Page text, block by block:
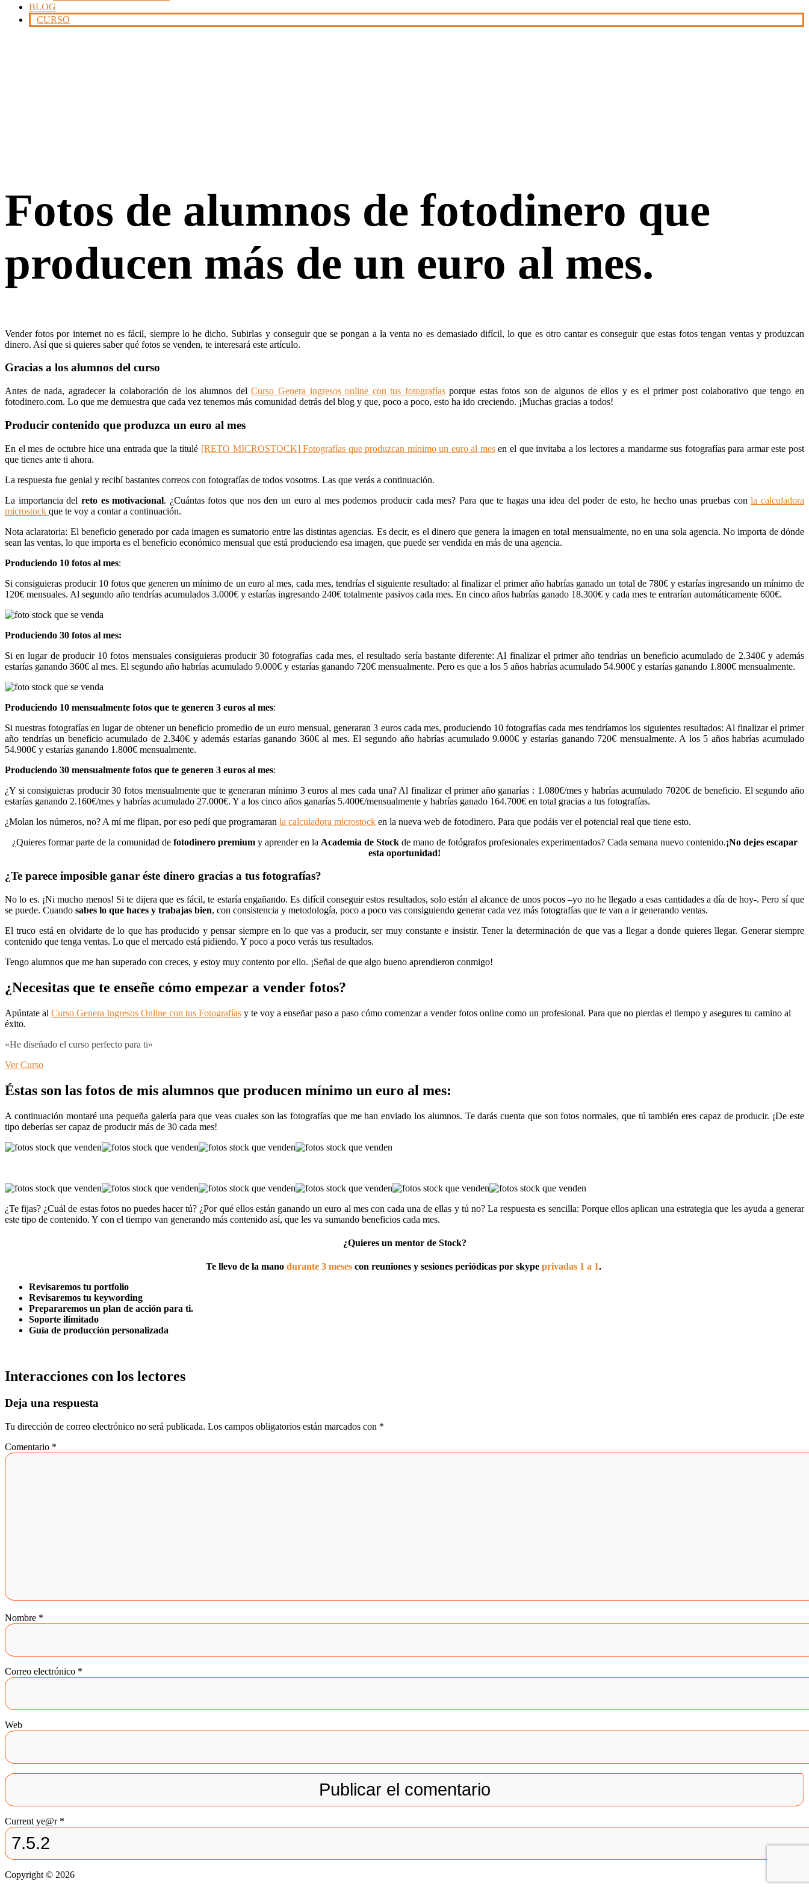
BLOG
CURSO
Fotos de alumnos de fotodinero que
producen más de un euro al mes.
Vender fotos por internet no es fácil, siempre lo he dicho. Subirlas y conseguir que se pongan a la venta no es demasiado difícil, lo que es otro cantar es conseguir que estas fotos tengan ventas y produzcan
dinero. Así que si quieres saber qué fotos se venden, te interesará este artículo.
Gracias a los alumnos del curso
Antes de nada, agradecer la colaboración de los alumnos delCurso Genera ingresos online con tus fotografíasporque estas fotos son de algunos de ellos y es el primer post colaborativo que tengo en
fotodinero.com. Lo que me demuestra que cada vez tenemos más comunidad detrás del blog y que, poco a poco, esto ha ido creciendo. ¡Muchas gracias a todos!
Producir contenido que produzca un euro al mes
En el mes de octubre hice una entrada que la titulé [RETO MICROSTOCK] Fotografías que produzcan mínimo un euro al mesen el que invitaba a los lectores a mandarme sus fotografías para armar este post
que tienes ante ti ahora.
La respuesta fue genial y recibí bastantes correos con fotografías de todos vosotros. Las que verás a continuación.
La importancia del reto es motivacional. ¿Cuántas fotos que nos den un euro al mes podemos producir cada mes? Para que te hagas una idea del poder de esto, he hecho unas pruebas conla calculadora
microstock que te voy a contar a continuación.
Nota aclaratoria: El beneficio generado por cada imagen es sumatorio entre las distintas agencias. Es decir, es el dinero que genera la imagen en total mensualmente, no en una sola agencia. No importa de dónde
sean las ventas, lo que importa es el beneficio económico mensual que está produciendo esa imagen, que puede ser vendida en más de una agencia.
Produciendo 10 fotos al mes:
Si consiguieras producir 10 fotos que generen un mínimo de un euro al mes, cada mes, tendrías el siguiente resultado: al finalizar el primer año habrías ganado un total de 780€ y estarías ingresando un mínimo de
120€ mensuales. Al segundo año tendrías acumulados 3.000€ y estarías ingresando 240€ totalmente pasivos cada mes. En cinco años habrías ganado 18.300€ y cada mes te entrarían automáticamente 600€.
Produciendo 30 fotos al mes:
Si en lugar de producir 10 fotos mensuales consiguieras producir 30 fotografías cada mes, el resultado sería bastante diferente: Al finalizar el primer año tendrías un beneficio acumulado de 2.340€ y además
estarías ganando 360€ al mes. El segundo año habrías acumulado 9.000€ y estarías ganando 720€ mensualmente. Pero es que a los 5 años habrías acumulado 54.900€ y estarías ganando 1.800€ mensualmente.
Produciendo 10 mensualmente fotos que te generen 3 euros al mes:
Si nuestras fotografías en lugar de obtener un beneficio promedio de un euro mensual, generaran 3 euros cada mes, produciendo 10 fotografías cada mes tendríamos los siguientes resultados: Al finalizar el primer
año tendrías un beneficio acumulado de 2.340€ y además estarías ganando 360€ al mes. El segundo año habrías acumulado 9.000€ y estarías ganando 720€ mensualmente. A los 5 años habrías acumulado
54.900€ y estarías ganando 1.800€ mensualmente.
Produciendo 30 mensualmente fotos que te generen 3 euros al mes:
¿Y si consiguieras producir 30 fotos mensualmente que te generaran mínimo 3 euros al mes cada una? Al finalizar el primer año ganarías : 1.080€/mes y habrías acumulado 7020€ de beneficio. El segundo año
estarías ganando 2.160€/mes y habrías acumulado 27.000€. Y a los cinco años ganarías 5.400€/mensualmente y habrías ganado 164.700€ en total gracias a tus fotografías.
¿Molan los números, no? A mí me flipan, por eso pedí que programaran la calculadora microstock en la nueva web de fotodinero. Para que podáis ver el potencial real que tiene esto.
¿Quieres formar parte de la comunidad de fotodinero premium y aprender en la Academia de Stockde mano de fotógrafos profesionales experimentados? Cada semana nuevo contenido.¡No dejes escapar
esta oportunidad!
¿Te parece imposible ganar éste dinero gracias a tus fotografías?
No lo es. ¡Ni mucho menos! Si te dijera que es fácil, te estaría engañando. Es difícil conseguir estos resultados, solo están al alcance de unos pocos –yo no he llegado a esas cantidades a día de hoy-. Pero sí que
se puede. Cuando sabes lo que haces y trabajas bien, con consistencia y metodología, poco a poco vas consiguiendo generar cada vez más fotografías que te van a ir generando ventas.
El truco está en olvidarte de lo que has producido y pensar siempre en lo que vas a producir, ser muy constante e insistir. Tener la determinación de que vas a llegar a donde quieres llegar. Generar siempre
contenido que tenga ventas. Lo que el mercado está pidiendo. Y poco a poco verás tus resultados.
Tengo alumnos que me han superado con creces, y estoy muy contento por ello. ¡Señal de que algo bueno aprendieron conmigo!
¿Necesitas que te enseñe cómo empezar a vender fotos?
Apúntate al Curso Genera Ingresos Online con tus Fotografías y te voy a enseñar paso a paso cómo comenzar a vender fotos online como un profesional. Para que no pierdas el tiempo y asegures tu camino al
éxito.
«He diseñado el curso perfecto para ti»
Ver Curso
Éstas son las fotos de mis alumnos que producen mínimo un euro al mes:
A continuación montaré una pequeña galería para que veas cuales son las fotografías que me han enviado los alumnos. Te darás cuenta que son fotos normales, que tú también eres capaz de producir. ¡De este
tipo deberías ser capaz de producir más de 30 cada mes!
¿Te fijas? ¿Cuál de estas fotos no puedes hacer tú? ¿Por qué ellos están ganando un euro al mes con cada una de ellas y tú no? La respuesta es sencilla: Porque ellos aplican una estrategia que les ayuda a generar
este tipo de contenido. Y con el tiempo van generando más contenido así, que les va sumando beneficios cada mes.
¿Quieres un mentor de Stock?
Te llevo de la mano durante 3 mesescon reuniones y sesiones periódicas por skype privadas 1 a 1.
Revisaremos tu portfolio
Revisaremos tu keywording
Prepararemos un plan de acción para ti.
Soporte ilimitado
Guía de producción personalizada
Interacciones con los lectores
Deja una respuesta
Tu dirección de correo electrónico no será publicada. Los campos obligatorios están marcados con *
Comentario *
Nombre *
Correo electrónico *
Web
Current ye@r *
Copyright © 2026